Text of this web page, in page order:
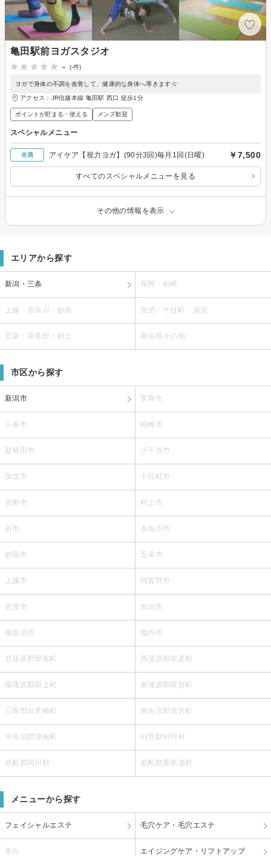
亀田駅前ヨガスタジオ
-
(-件)
ヨガで身体の不調を改善して、健康的な身体へ導きます☆
アクセス：JR信越本線 亀田駅 西口 徒歩1分
ポイントが貯まる・使える メンズ歓迎
スペシャルメニュー
全員 アイケア【視力ヨガ】(90分3回)毎月1回(日曜) ￥7,500
すべてのスペシャルメニューを見る
その他の情報を表示
エリアから探す
新潟・三条 長岡・柏崎
上越・糸魚川・妙高 魚沼・十日町・湯沢
五泉・新発田・村上 新潟県その他
市区から探す
新潟市 長岡市
三条市 柏崎市
新発田市 小千谷市
加茂市 十日町市
見附市 村上市
燕市 糸魚川市
妙高市 五泉市
上越市 阿賀野市
佐渡市 魚沼市
南魚沼市 胎内市
北蒲原郡聖籠町 西蒲原郡弥彦村
南蒲原郡田上町 東蒲原郡阿賀町
三島郡出雲崎町 南魚沼郡湯沢町
中魚沼郡津南町 刈羽郡刈羽村
岩船郡関川村 岩船郡粟島浦村
メニューから探す
フェイシャルエステ 毛穴ケア・毛穴エステ
美白 エイジングケア・リフトアップ